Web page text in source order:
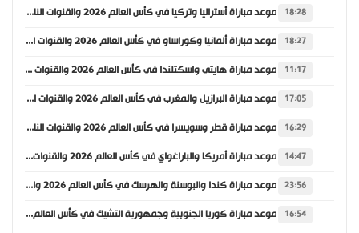
18:28 موعد مباراة أستراليا وتركيا في كأس العالم 2026 والقنوات الناقلة
18:27 موعد مباراة ألمانيا وكوراساو في كأس العالم 2026 والقنوات الناقلة
11:17 موعد مباراة هايتي واسكتلندا في كأس العالم 2026 والقنوات الناقلة
17:05 موعد مباراة البرازيل والمغرب في كأس العالم 2026 والقنوات الناقلة
16:29 موعد مباراة قطر وسويسرا في كأس العالم 2026 والقنوات الناقلة
14:47 موعد مباراة أمريكا والباراغواي في كأس العالم 2026 والقنوات الناقلة
23:56 موعد مباراة كندا والبوسنة والهرسك في كأس العالم 2026 والقنوات الناقلة
16:54 موعد مباراة كوريا الجنوبية وجمهورية التشيك في كأس العالم 2026 والقنوات الناقلة